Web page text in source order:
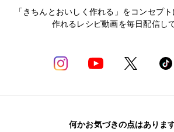
「きちんとおいしく作れる」をコンセプ
作れるレシピ動画を毎日配信し
何かお気づきの点はありま